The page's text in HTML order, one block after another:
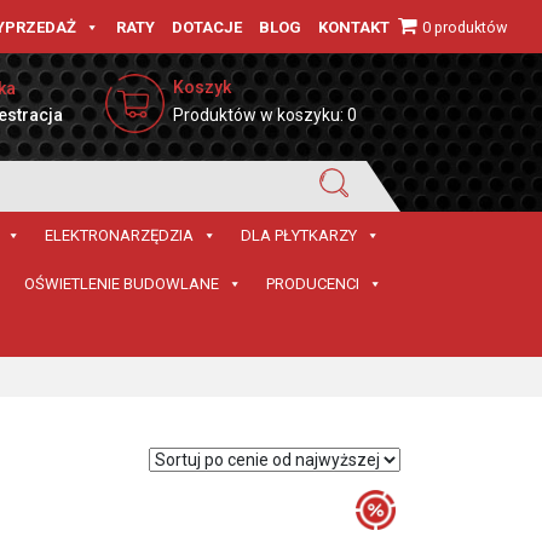
RATY DOTACJE BLOG KONTAKT 0 produktów
Koszyk
Produktów w koszyku: 0
ELEKTRONARZĘDZIA DLA PŁYTKARZY
OŚWIETLENIE BUDOWLANE PRODUCENCI